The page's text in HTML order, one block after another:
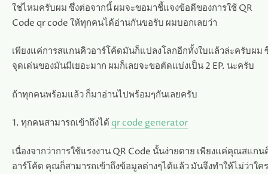
ใช่ไหมครับผม ซึ่งต่อจากนี้ ผมจะขอมาชี้แจงข้อดีของการใช้ QR
Code qr code ให้ทุกคนได้อ่านกันขอรับ ผมบอกเลยว่า
เพียงแค่การสแกนคิวอาร์โค้ดมันก็แปลงโลกอีกทั้งใบแล้วล่ะครับผม
จุดเด่นของมันมีเยอะมาก ผมก็เลยจะขอตัดแบ่งเป็น 2 EP. นะครับ
ถ้าทุกคนพร้อมแล้ว ก็มาอ่านไปพร้อมๆกันเลยครับ
1. ทุกคนสามารถเข้าถึงได้ qr code generator
เนื่องจากว่าการใช้แรงงาน QR Code นั้นง่ายดาย เพียงแค่คุณสแกน
อาร์โค้ด คุณก็สามารถเข้าถึงข้อมูลต่างๆได้แล้ว มันจึงทำให้ไม่ว่าใคร